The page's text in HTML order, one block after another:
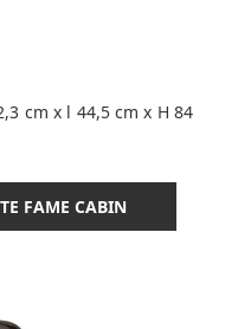
cm x l 44,5 cm x H 84
FAME CABIN